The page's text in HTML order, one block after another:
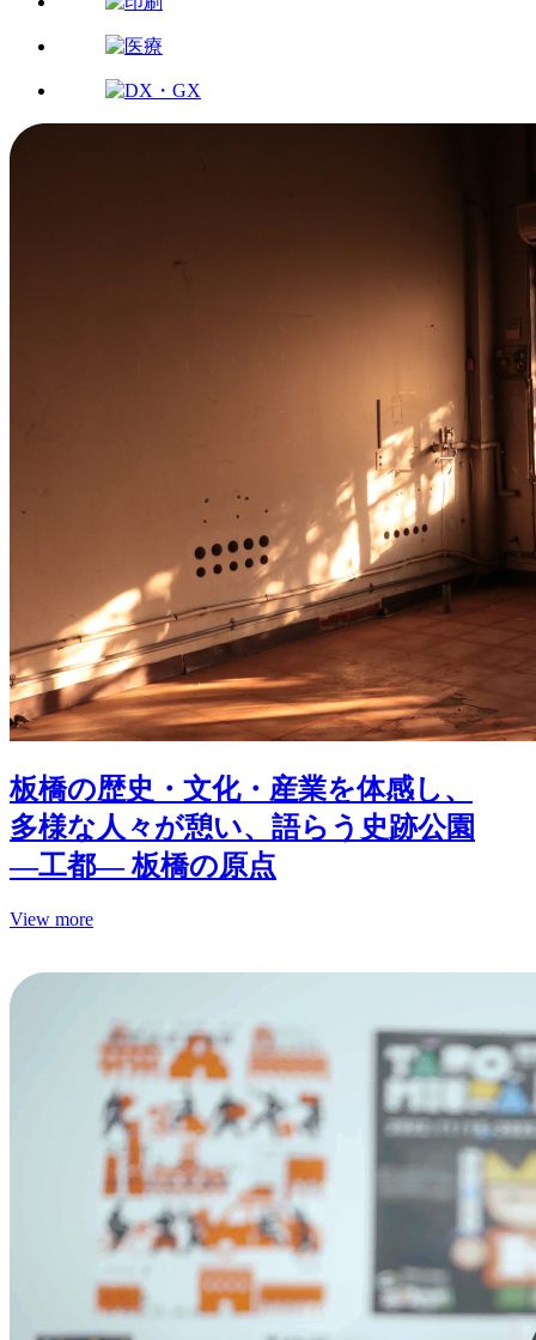
板橋の歴史・文化・産業を体感し、
多様な人々が憩い、語らう史跡公園
—工都— 板橋の原点
View more